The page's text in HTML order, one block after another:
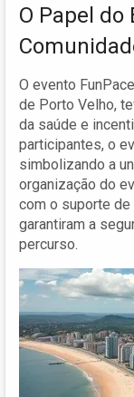
O Papel do
O evento
de Porto Velho,
da saúde e
participantes, o
simbolizando a
organização do
com o suporte
garantiram a
percurso.